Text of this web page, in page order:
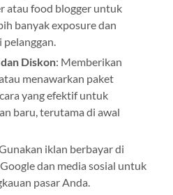
atau food blogger untuk
banyak exposure dan
Diskon: Memberikan
menawarkan paket
yang efektif untuk
baru, terutama di awal
iklan berbayar di
dan media sosial untuk
pasar Anda.